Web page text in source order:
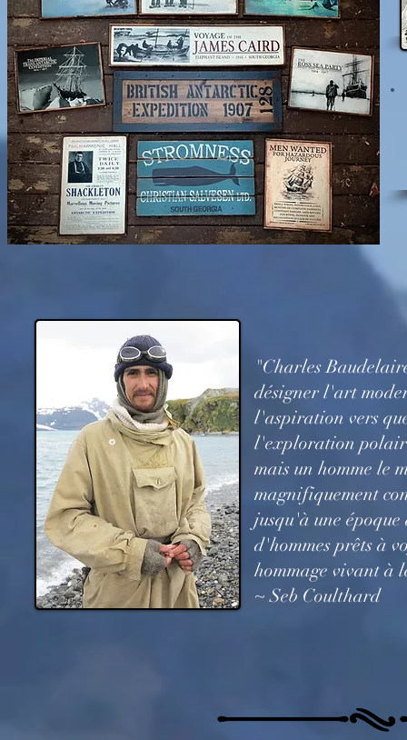
"Charles
désigner l'art
l'aspiration vers
l'exploration
mais un homme le
magnifiquement
jusqu'à une
d'hommes prêts à
hommage vivant à
~ Seb Coulthard